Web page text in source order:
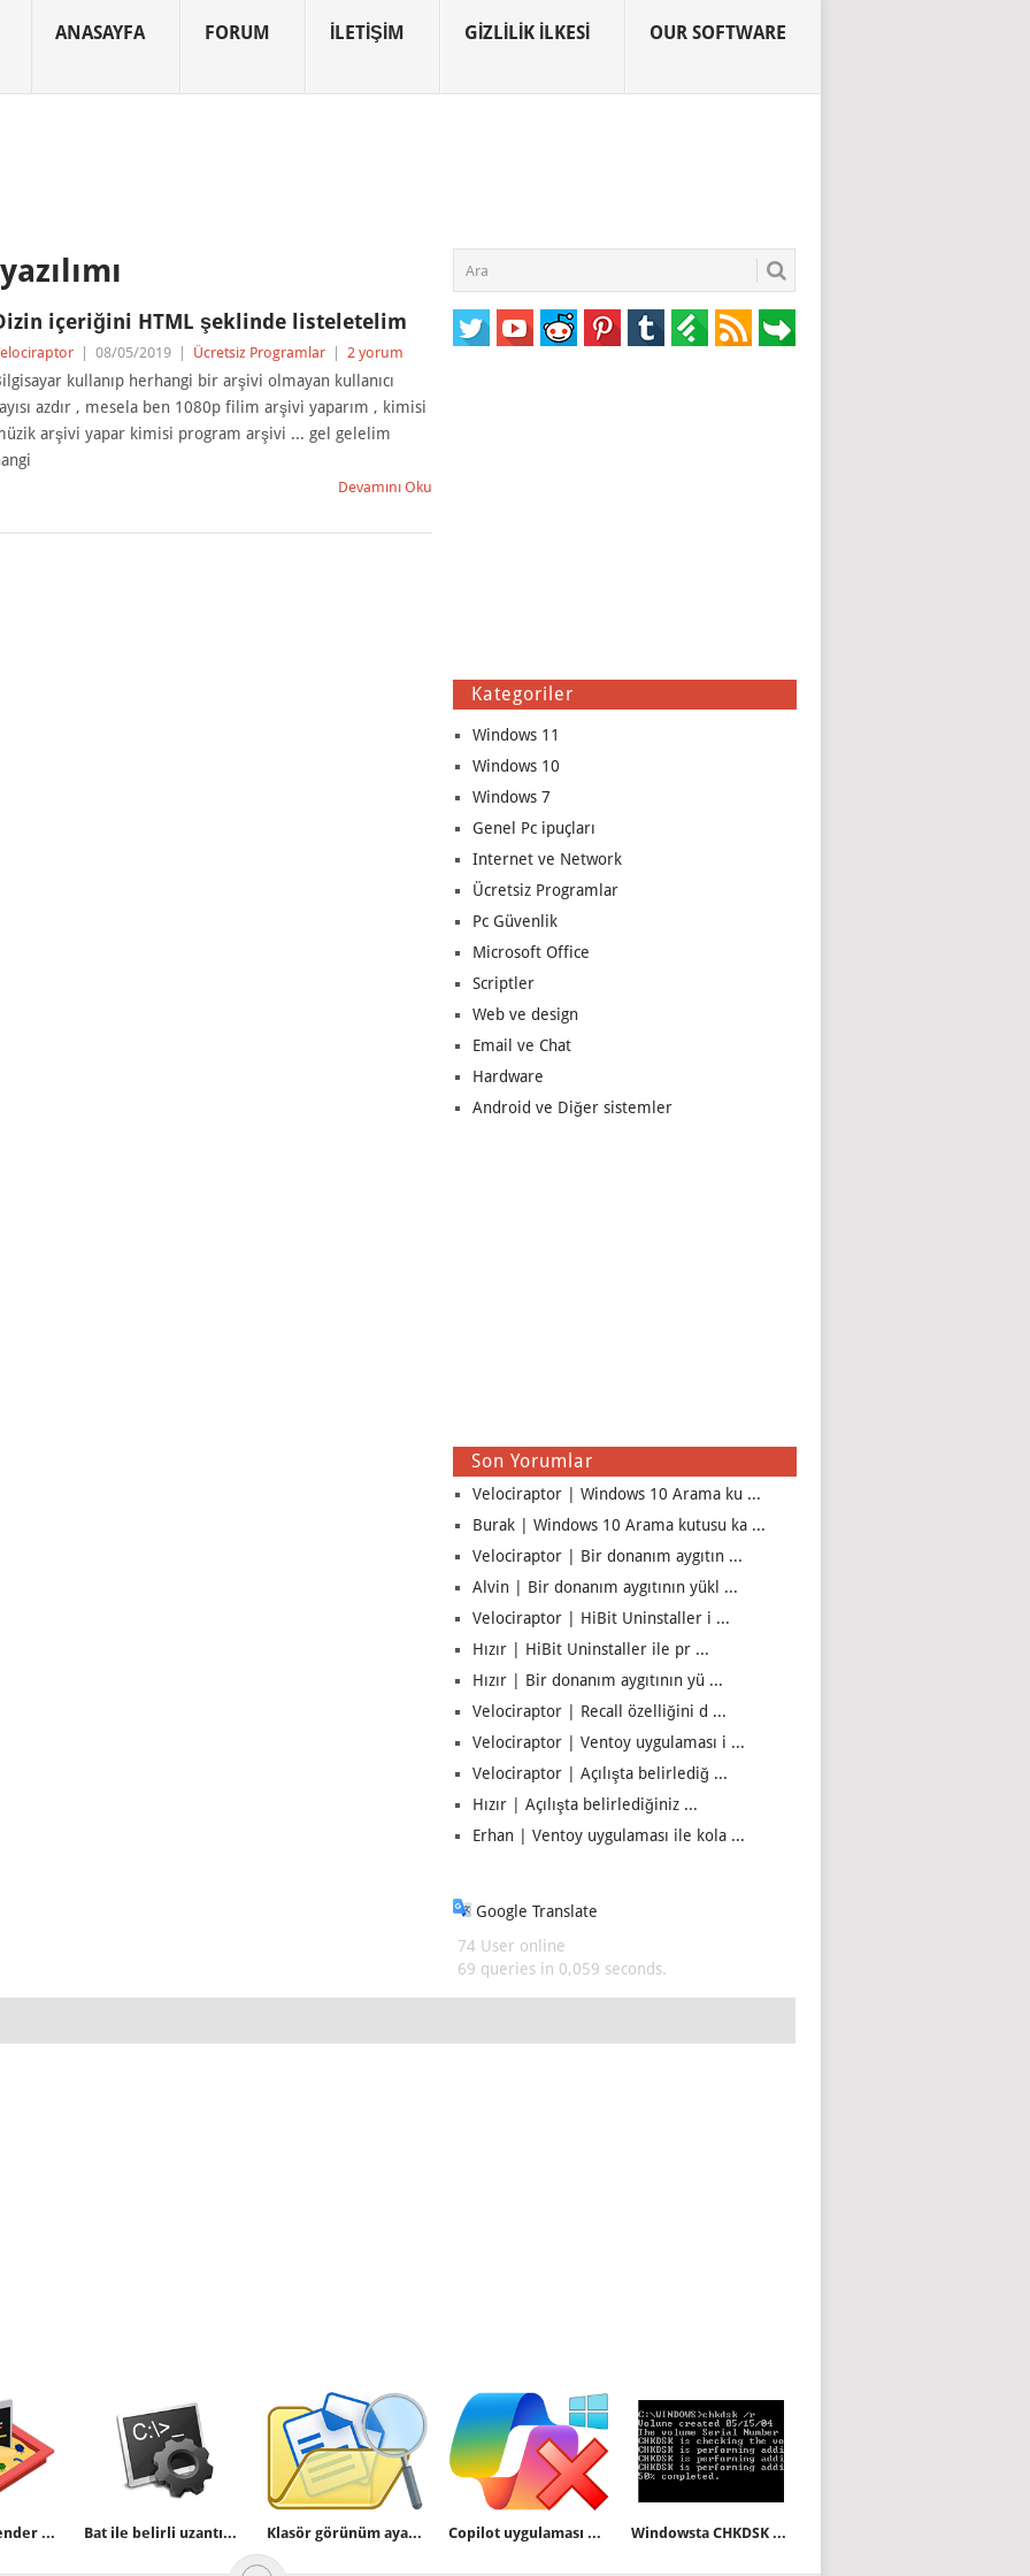
ANASAYFA FORUM İLETIŞIM GIZLILIK İLKESI OUR SOFTWARE
içeriğini HTML şeklinde listeletelim
08/05/2019 Ücretsiz Programlar 2 yorum
kullanıp herhangi bir arşivi olmayan kullanıcı
azdır , mesela ben 1080p filim arşivi yaparım , kimisi
arşivi yapar kimisi program arşivi ... gel gelelim
Devamını Oku
Kategoriler
Windows 11
Windows 10
Windows 7
Genel Pc ipuçları
Internet ve Network
Ücretsiz Programlar
Pc Güvenlik
Microsoft Office
Scriptler
Web ve design
Email ve Chat
Hardware
Android ve Diğer sistemler
Son Yorumlar
Velociraptor | Windows 10 Arama ku ...
Burak | Windows 10 Arama kutusu ka ...
Velociraptor | Bir donanım aygıtın ...
Alvin | Bir donanım aygıtının yükl ...
Velociraptor | HiBit Uninstaller i ...
Hızır | HiBit Uninstaller ile pr ...
Hızır | Bir donanım aygıtının yü ...
Velociraptor | Recall özelliğini d ...
Velociraptor | Ventoy uygulaması i ...
Velociraptor | Açılışta belirlediğ ...
Hızır | Açılışta belirlediğiniz ...
Erhan | Ventoy uygulaması ile kola ...
Google Translate
74 User online
69 queries in 0,059 seconds.
Windows Defender Sandbox özelliğini açalım Bat ile belirli uzantıdaki dosyaları silmek Klasör görünüm ayarlarını yedekleyelim Copilot uygulaması nasıl devre dışı bırakılır Windowsta CHKDSK kullanmadan Dirty Bit i temizleyelim